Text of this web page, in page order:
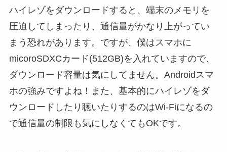
ハイレゾをダウンロードすると、端末のメモリを
圧迫してしまったり、通信量がかなり上がってい
まう恐れがあります。ですが、僕はスマホに
micoroSDXCカード(512GB)を入れていますので、
ダウンロード容量は気にしてません。Androidスマ
ホの強みですよね！また、基本的にハイレゾをダ
ウンロードしたり聴いたりするのはWi-Fiになるの
で通信量の制限も気にしなくてもOKです。